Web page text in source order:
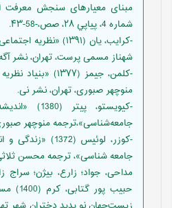
شماره 4، پياپي ۲۸، صص،-58-۴۳.
-کرایب، یان (۱۳۹۱)
شهناز مسمی پرست، تهران، نشر آگه.
-کلمن، جیمز (۱۳۷۷)
منوچهر صبوری، تهران، نشر نی.
-كيويستو، پيتر
جامعه‌شناسی»،ترجمه منوچهر
-کوزر، لوئیس (1372)
جامعه شناسی»، ترجمه محسن
مداحی، جواد؛ زارع، بیژن؛
حبیب پور